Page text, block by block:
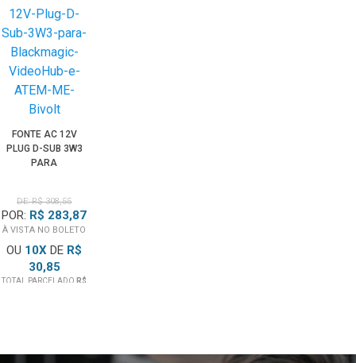
FONTE AC 12V
PLUG D-SUB 3W3
PARA
ATEM M/E
(BIVOLT)
DE: R$ 308,55
POR: R$ 283,87
À VISTA NO BOLETO
OU 10X DE R$
30,85
TOTAL PARCELADOR$